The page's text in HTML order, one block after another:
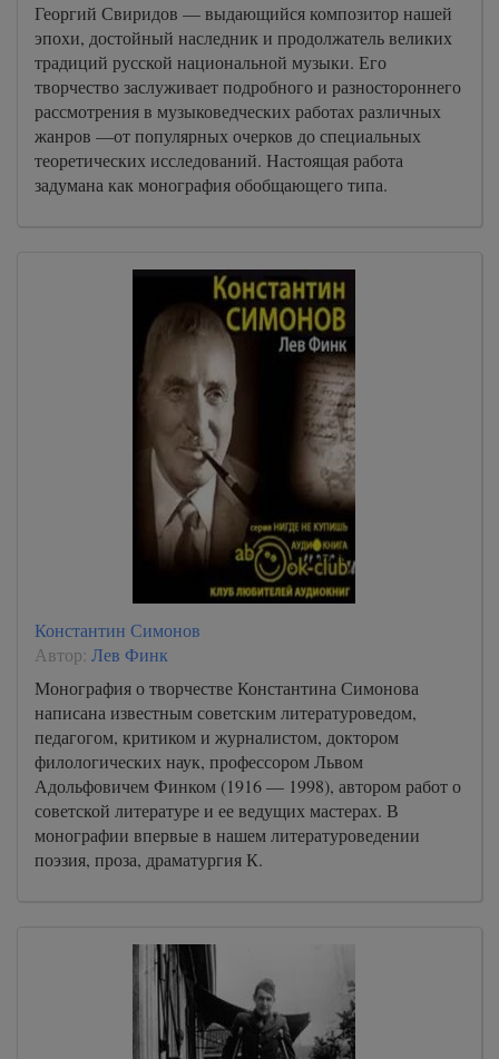
Георгий Свиридов — выдающийся композитор нашей
эпохи, достойный наследник и продолжатель великих
традиций русской национальной музыки. Его
творчество заслуживает подробного и разностороннего
рассмотрения в музыковедческих работах различных
жанров —от популярных очерков до специальных
теоретических исследований. Настоящая работа
задумана как монография обобщающего типа.
Константин Симонов
Автор: Лев Финк
Монография о творчестве Константина Симонова
написана известным советским литературоведом,
педагогом, критиком и журналистом, доктором
филологических наук, профессором Львом
Адольфовичем Финком (1916 — 1998), автором работ о
советской литературе и ее ведущих мастерах. В
монографии впервые в нашем литературоведении
поэзия, проза, драматургия К.